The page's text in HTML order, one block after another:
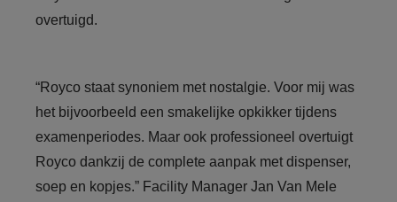
overtuigd.
“Royco staat synoniem met nostalgie. Voor mij was
het bijvoorbeeld een smakelijke opkikker tijdens
examenperiodes. Maar ook professioneel overtuigt
Royco dankzij de complete aanpak met dispenser,
soep en kopjes.” Facility Manager Jan Van Mele